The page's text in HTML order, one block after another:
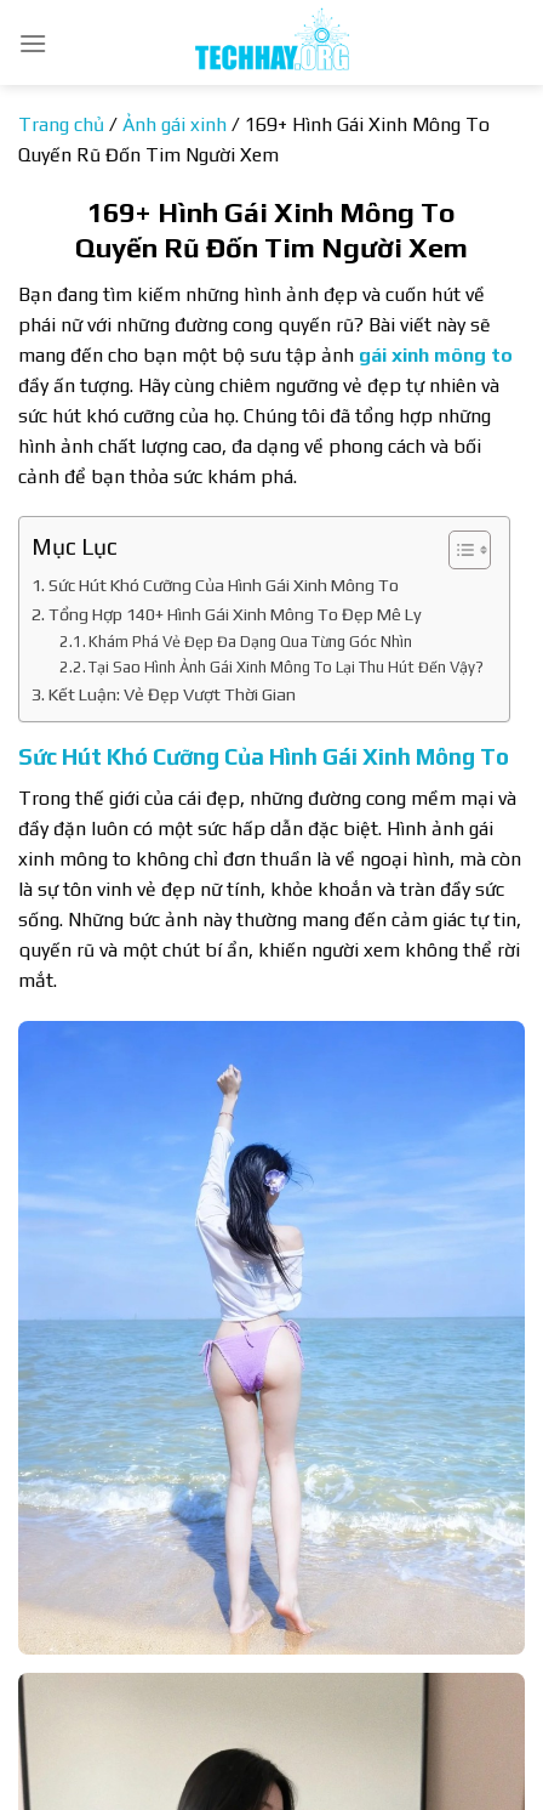
qua
Trang chủ / Ảnh gái xinh / 169+ Hình Gái Xinh Mông To
Quyến Rũ Đốn Tim Người Xem
169+ Hình Gái Xinh Mông To
Quyến Rũ Đốn Tim Người Xem
Bạn đang tìm kiếm những hình ảnh đẹp và cuốn hút về
phái nữ với những đường cong quyến rũ? Bài viết này sẽ
mang đến cho bạn một bộ sưu tập ảnh gái xinh mông to
đầy ấn tượng. Hãy cùng chiêm ngưỡng vẻ đẹp tự nhiên và
sức hút khó cưỡng của họ. Chúng tôi đã tổng hợp những
hình ảnh chất lượng cao, đa dạng về phong cách và bối
cảnh để bạn thỏa sức khám phá.
Mục Lục
Sức Hút Khó Cưỡng Của Hình Gái Xinh Mông To
Tổng Hợp 140+ Hình Gái Xinh Mông To Đẹp Mê Ly
Khám Phá Vẻ Đẹp Đa Dạng Qua Từng Góc Nhìn
Tại Sao Hình Ảnh Gái Xinh Mông To Lại Thu Hút Đến Vậy?
Kết Luận: Vẻ Đẹp Vượt Thời Gian
Sức Hút Khó Cưỡng Của Hình Gái Xinh Mông To
Trong thế giới của cái đẹp, những đường cong mềm mại và
đầy đặn luôn có một sức hấp dẫn đặc biệt. Hình ảnh gái
xinh mông to không chỉ đơn thuần là về ngoại hình, mà còn
là sự tôn vinh vẻ đẹp nữ tính, khỏe khoắn và tràn đầy sức
sống. Những bức ảnh này thường mang đến cảm giác tự tin,
quyến rũ và một chút bí ẩn, khiến người xem không thể rời
mắt.